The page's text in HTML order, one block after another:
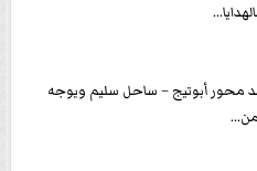
محور أبوتيج – ساحل سليم ويوجه
من...